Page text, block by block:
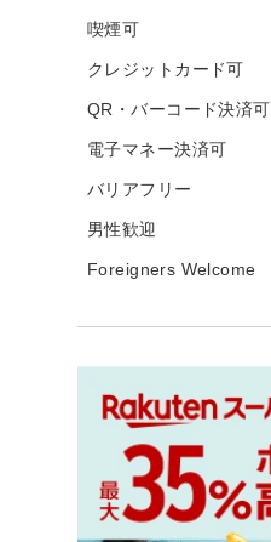
喫煙可
クレジットカード可
QR・バーコード決済可
電子マネー決済可
バリアフリー
男性歓迎
Foreigners Welcome